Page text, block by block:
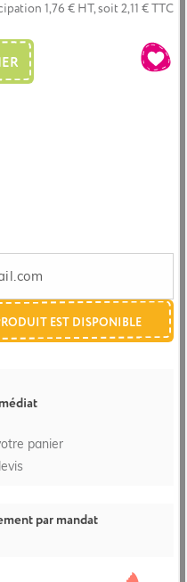
1,76 € HT, soit 2,11 € TTC
EST DISPONIBLE
panier
par mandat